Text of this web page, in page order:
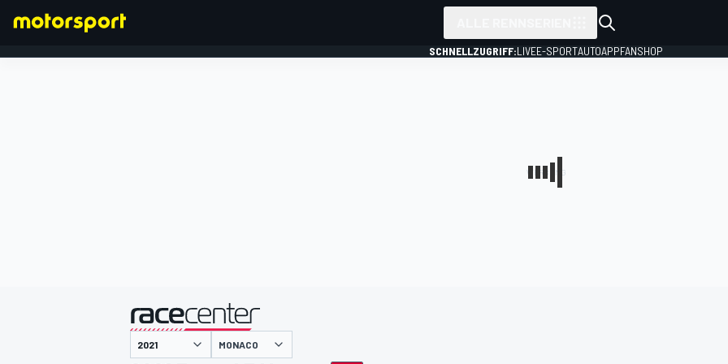
SCHNELLZUGRIFF:LIVEE-SPORTAUTOAPPFANSHOP
MONACO